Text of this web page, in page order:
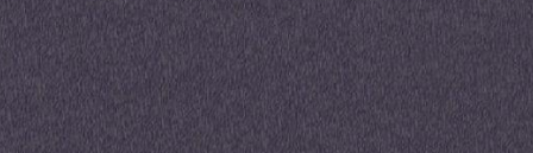
Loi Pinel / Para-hôtellerie / LMNP
34 appartements neufs du T1 bis au 4 pièces